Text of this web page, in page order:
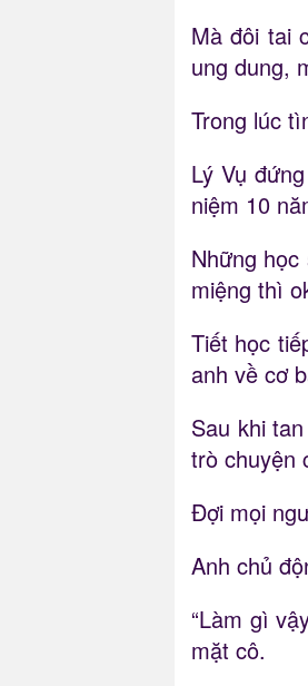
Mà đôi tai
ung dung,
Trong lúc
Lý Vụ
niệm 10
Những
miệng thì
Tiết học
anh về cơ
Sau khi
trò chuyện
Đợi mọi
Anh chủ
“Làm gì
mặt cô.